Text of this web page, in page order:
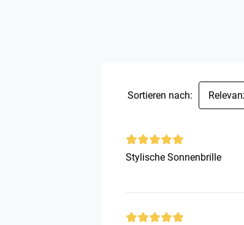
Sortieren nach:
Stylische Sonnenbrille